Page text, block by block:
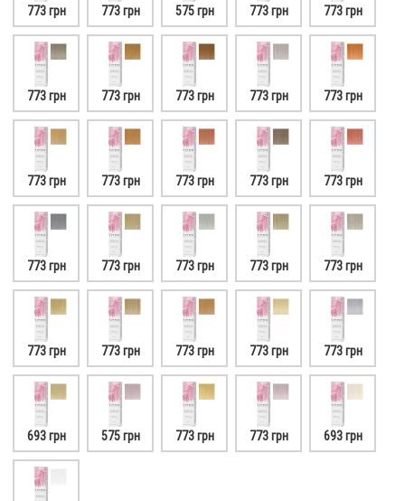
773 грн 773 грн 575 грн 773 грн 773 грн
773 грн 773 грн 773 грн 773 грн 773 грн
773 грн 773 грн 773 грн 773 грн 773 грн
773 грн 773 грн 773 грн 773 грн 773 грн
773 грн 773 грн 773 грн 773 грн 773 грн
693 грн 575 грн 773 грн 773 грн 693 грн